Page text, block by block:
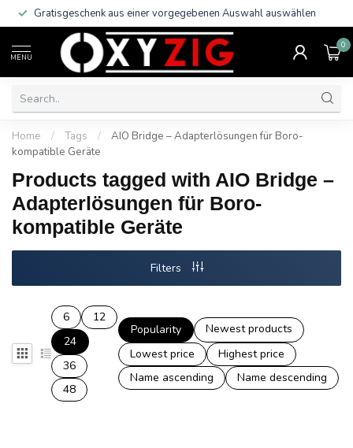
Gratisgeschenk aus einer vorgegebenen Auswahl auswählen
MENU
0
Home / Tags /
AIO Bridge – Adapterlösungen für Boro-
kompatible Geräte
Products tagged with AIO Bridge –
Adapterlösungen für Boro-
kompatible Geräte
Filters
6
12
24
36
48
Popularity
Newest products
Lowest price
Highest price
Name ascending
Name descending